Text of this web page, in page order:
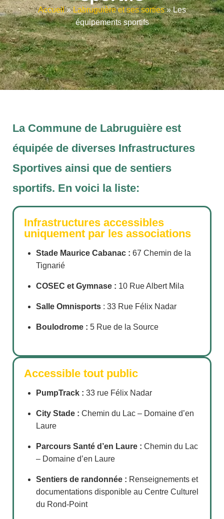
Accueil»Labruguière et ses sorties»Les
équipements sportifs
La Commune de Labruguière est
équipée de diverses Infrastructures
Sportives ainsi que de sentiers
sportifs. En voici la liste:
Infrastructures accessibles
uniquement par les associations
Stade Maurice Cabanac : 67 Chemin de la
Tignarié
COSEC et Gymnase : 10 Rue Albert Mila
Salle Omnisports : 33 Rue Félix Nadar
Boulodrome : 5 Rue de la Source
Accessible tout public
PumpTrack : 33 rue Félix Nadar
City Stade : Chemin du Lac – Domaine d’en
Laure
Parcours Santé d’en Laure : Chemin du Lac
– Domaine d’en Laure
Sentiers de randonnée : Renseignements et
documentations disponible au Centre Culturel
du Rond-Point